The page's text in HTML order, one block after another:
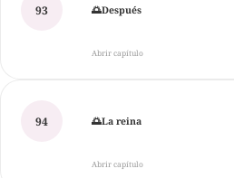
93 🌅Después
Abrir capítulo
94 🌅La reina
Abrir capítulo